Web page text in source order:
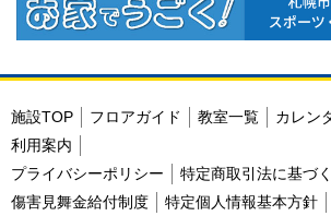
施設TOP フロアガイド 教室一覧 カレン
利用案内
プライバシーポリシー
特定商取引法に基づ
傷害見舞金給付制度
特定個人情報基本方針